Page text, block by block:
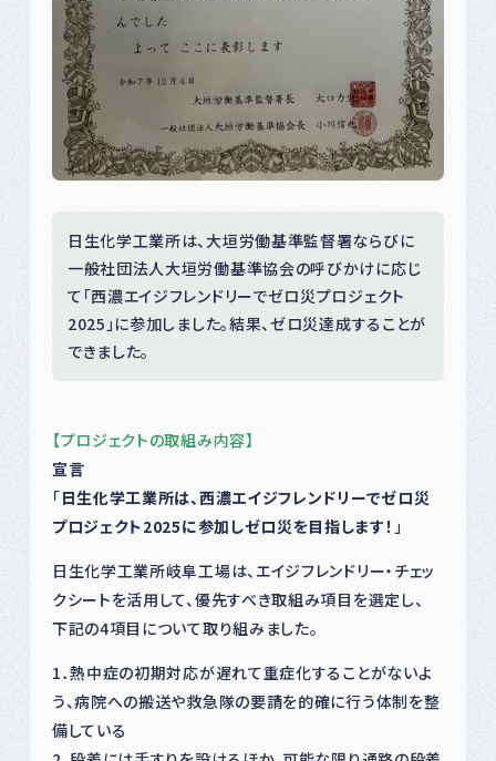
日生化学工業所は、大垣労働基準監督署ならびに
一般社団法人大垣労働基準協会の呼びかけに応じ
て「西濃エイジフレンドリーでゼロ災プロジェクト
2025」に参加しました。結果、ゼロ災達成することが
できました。
【プロジェクトの取組み内容】
宣言
「日生化学工業所は、西濃エイジフレンドリーでゼロ災
プロジェクト2025に参加しゼロ災を目指します！ 」
日生化学工業所岐阜工場は、エイジフレンドリー・チェッ
クシートを活用して、優先すべき取組み項目を選定し、
下記の4項目について取り組みました。
1．熱中症の初期対応が遅れて重症化することがないよ
う、病院への搬送や救急隊の要請を的確に行う体制を整
備している